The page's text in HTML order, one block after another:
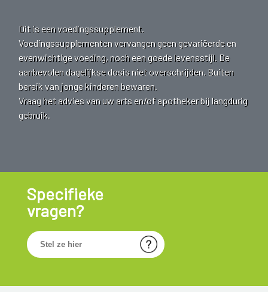
Dit is een voedingssupplement.
Voedingssupplementen vervangen geen gevariëerde en
evenwichtige voeding, noch een goede levensstijl. De
aanbevolen dagelijkse dosis niet overschrijden. Buiten
bereik van jonge kinderen bewaren.
Vraag het advies van uw arts en/of apotheker bij langdurig
gebruik.
Specifieke
vragen?